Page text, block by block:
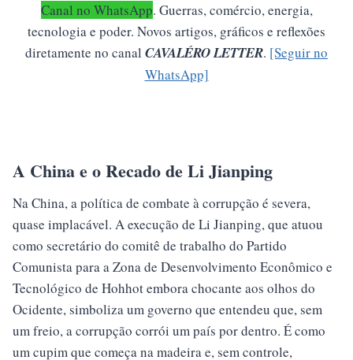
Canal no WhatsApp. Guerras, comércio, energia,
tecnologia e poder. Novos artigos, gráficos e reflexões
diretamente no canal CAVALÉRO LETTER. [Seguir no
WhatsApp]
A China e o Recado de Li Jianping
Na China, a política de combate à corrupção é severa,
quase implacável. A execução de Li Jianping, que atuou
como secretário do comitê de trabalho do Partido
Comunista para a Zona de Desenvolvimento Econômico e
Tecnológico de Hohhot embora chocante aos olhos do
Ocidente, simboliza um governo que entendeu que, sem
um freio, a corrupção corrói um país por dentro. É como
um cupim que começa na madeira e, sem controle,